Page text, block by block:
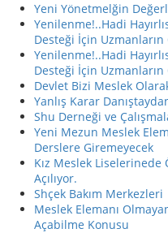
Yeni Yönetmelğin
Yenilenme!..Hadi
Desteği İçin
Yenilenme!..Hadi
Desteği İçin
Devlet Bizi Meslek
Yanlış Karar
Shu Derneği ve
Yeni Mezun Meslek
Derslere Giremeyecek
Kız Meslek
Açılıyor.
Shçek Bakım Merkezleri
Meslek Elemanı
Açabilme Konusu